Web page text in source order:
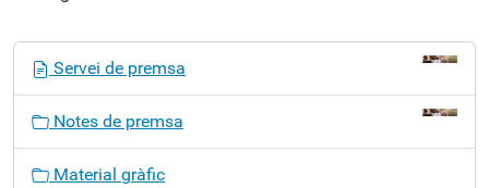
Servei de premsa
Notes de premsa
Material gràfic